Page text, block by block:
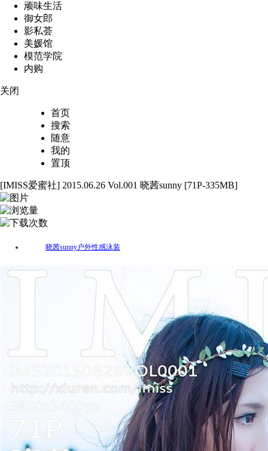
顽味生活
御女郎
影私荟
美媛馆
模范学院
内购
关闭
首页
搜索
随意
我的
置顶
[IMISS爱蜜社] 2015.06.26 Vol.001 晓茜sunny [71P-335MB]
晓茜sunny户外性感泳装